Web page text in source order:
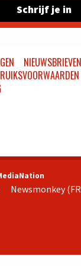
Schrijf je in
NIEUWSBRIEVEN
Newsmonkey